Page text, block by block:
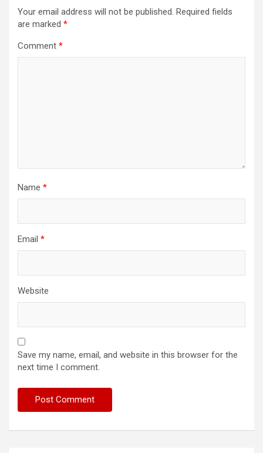
Your email address will not be published. Required fields
are marked *
Comment *
Name *
Email *
Website
Save my name, email, and website in this browser for the
next time I comment.